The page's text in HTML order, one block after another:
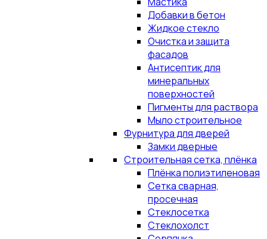
Добавки в бетон
Жидкое стекло
Очистка и защита
фасадов
Антисептик для
минеральных
поверхностей
Пигменты для раствора
Мыло строительное
Фурнитура для дверей
Замки дверные
Строительная сетка, плёнка
Плёнка полиэтиленовая
Сетка сварная,
просечная
Стеклосетка
Стеклохолст